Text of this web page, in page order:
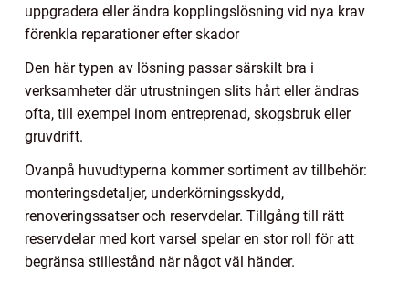
uppgradera eller ändra kopplingslösning vid nya krav
förenkla reparationer efter skador
Den här typen av lösning passar särskilt bra i
verksamheter där utrustningen slits hårt eller ändras
ofta, till exempel inom entreprenad, skogsbruk eller
gruvdrift.
Ovanpå huvudtyperna kommer sortiment av tillbehör:
monteringsdetaljer, underkörningsskydd,
renoveringssatser och reservdelar. Tillgång till rätt
reservdelar med kort varsel spelar en stor roll för att
begränsa stillestånd när något väl händer.